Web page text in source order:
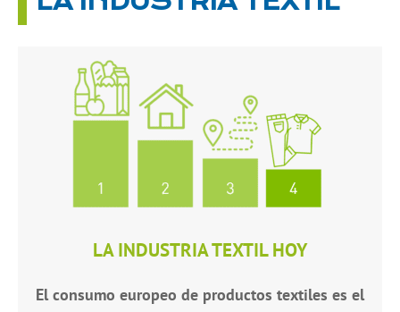
LA INDUSTRIA TEXTIL HOY
El consumo europeo de productos textiles es el